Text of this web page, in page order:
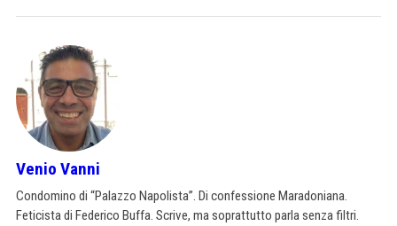
Venio Vanni
Condomino di “Palazzo Napolista”. Di confessione Maradoniana.
Feticista di Federico Buffa. Scrive, ma soprattutto parla senza filtri.